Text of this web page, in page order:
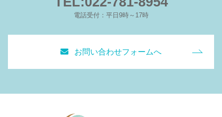
電話受付：平日9時～17時
お問い合わせフォームへ